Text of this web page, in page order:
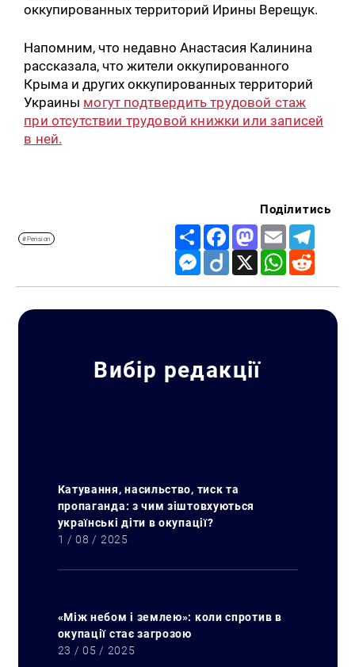
Искать:
оккупированных территорий Ирины Верещук.
Напомним, что недавно Анастасия Калинина
рассказала, что жители оккупированного
Крыма и других оккупированных территорий
Украины могут подтвердить трудовой стаж
при отсутствии трудовой книжки или записей
в ней.
#Pension
Поділитись
Share FacebookMastodon
Email
Messenger
Diigo X WhatsApp
Вибір редакції
Катування, насильство, тиск та
пропаганда: з чим зіштовхуються
українські діти в окупації?
1 / 08 / 2025
«Між небом і землею»: коли спротив в
окупації стає загрозою
23 / 05 / 2025